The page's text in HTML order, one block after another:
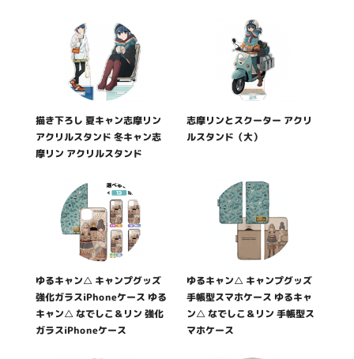
ニュース グッズ
トレーラー 原作
TOP
公式X 公式Instagram
公式TikTok
描き下ろし 夏キャン志摩リン
アクリルスタンド 冬キャン志
摩リン アクリルスタンド
志摩リンとスクーター アクリ
ルスタンド（大）
ゆるキャン△ キャンプグッズ
強化ガラスiPhoneケース ゆる
キャン△ なでしこ＆リン 強化
ガラスiPhoneケース
ゆるキャン△ キャンプグッズ
手帳型スマホケース ゆるキャ
ン△ なでしこ＆リン 手帳型ス
マホケース